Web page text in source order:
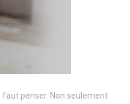
penser. Non seulement